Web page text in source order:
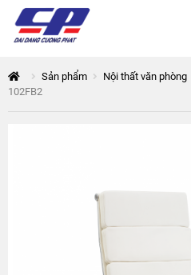
Sản phẩm Nội thất văn phòng
102FB2